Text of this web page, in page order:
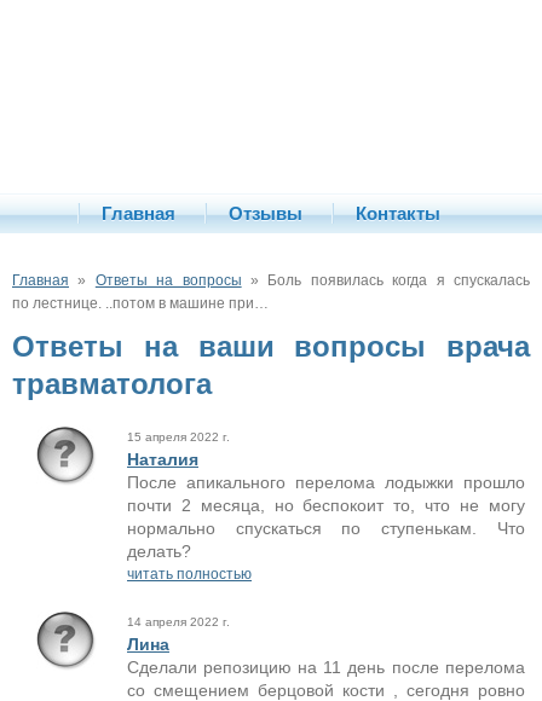
Главная Отзывы Контакты
Главная » Ответы на вопросы » Боль появилась когда я спускалась
по лестнице. ..потом в машине при…
Ответы на ваши вопросы врача
травматолога
15 апреля 2022 г.
Наталия
После апикального перелома лодыжки прошло
почти 2 месяца, но беспокоит то, что не могу
нормально спускаться по ступенькам. Что
делать?
читать полностью
14 апреля 2022 г.
Лина
Сделали репозицию на 11 день после перелома
со смещением берцовой кости , сегодня ровно